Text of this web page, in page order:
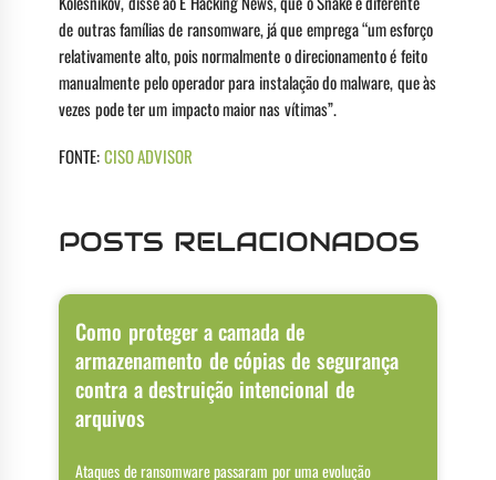
de outras famílias de ransomware, já que emprega “um esforço
relativamente alto, pois normalmente o direcionamento é feito
manualmente pelo operador para instalação do malware, que às
vezes pode ter um impacto maior nas vítimas”.
FONTE:CISO ADVISOR
POSTS RELACIONADOS
Como proteger a camada de
armazenamento de cópias de segurança
contra a destruição intencional de
arquivos
Ataques de ransomware passaram por uma evolução